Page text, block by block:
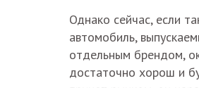
Однако сейчас, если
автомобиль,
отдельным брендом,
достаточно хорош и